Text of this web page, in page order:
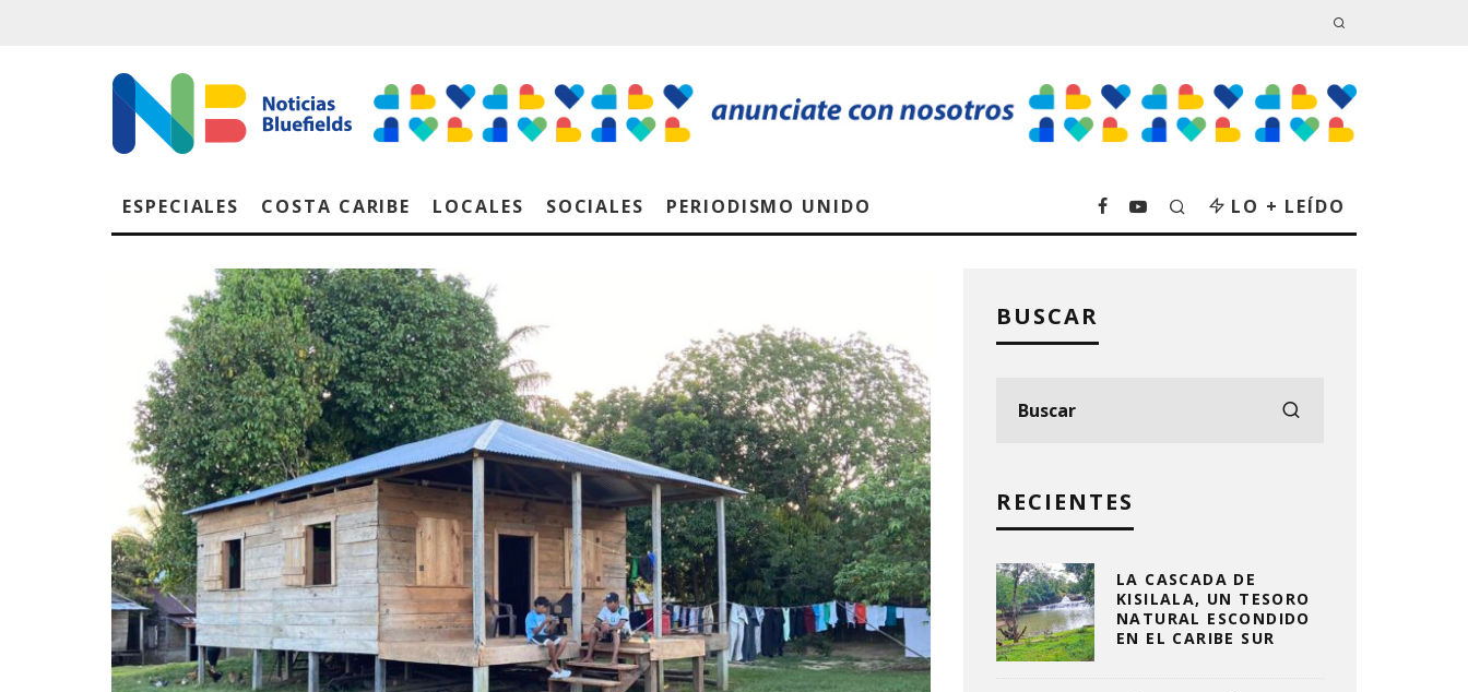
ESPECIALES COSTA CARIBE LOCALES SOCIALES PERIODISMO UNIDO LO + LEÍDO
BUSCAR
RECIENTES
LA CASCADA DE
KISILALA, UN TESORO
NATURAL ESCONDIDO
EN EL CARIBE SUR